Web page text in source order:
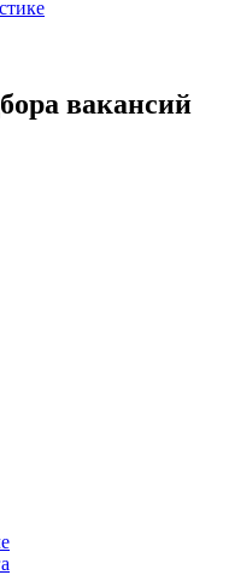
вакансий